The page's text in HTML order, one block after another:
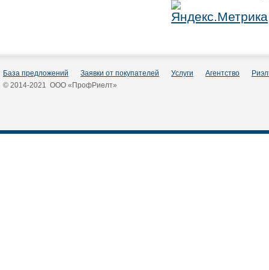
База предложений Заявки от покупателей Услуги Агентство
© 2014-2021 ООО «ПрофРиелт»